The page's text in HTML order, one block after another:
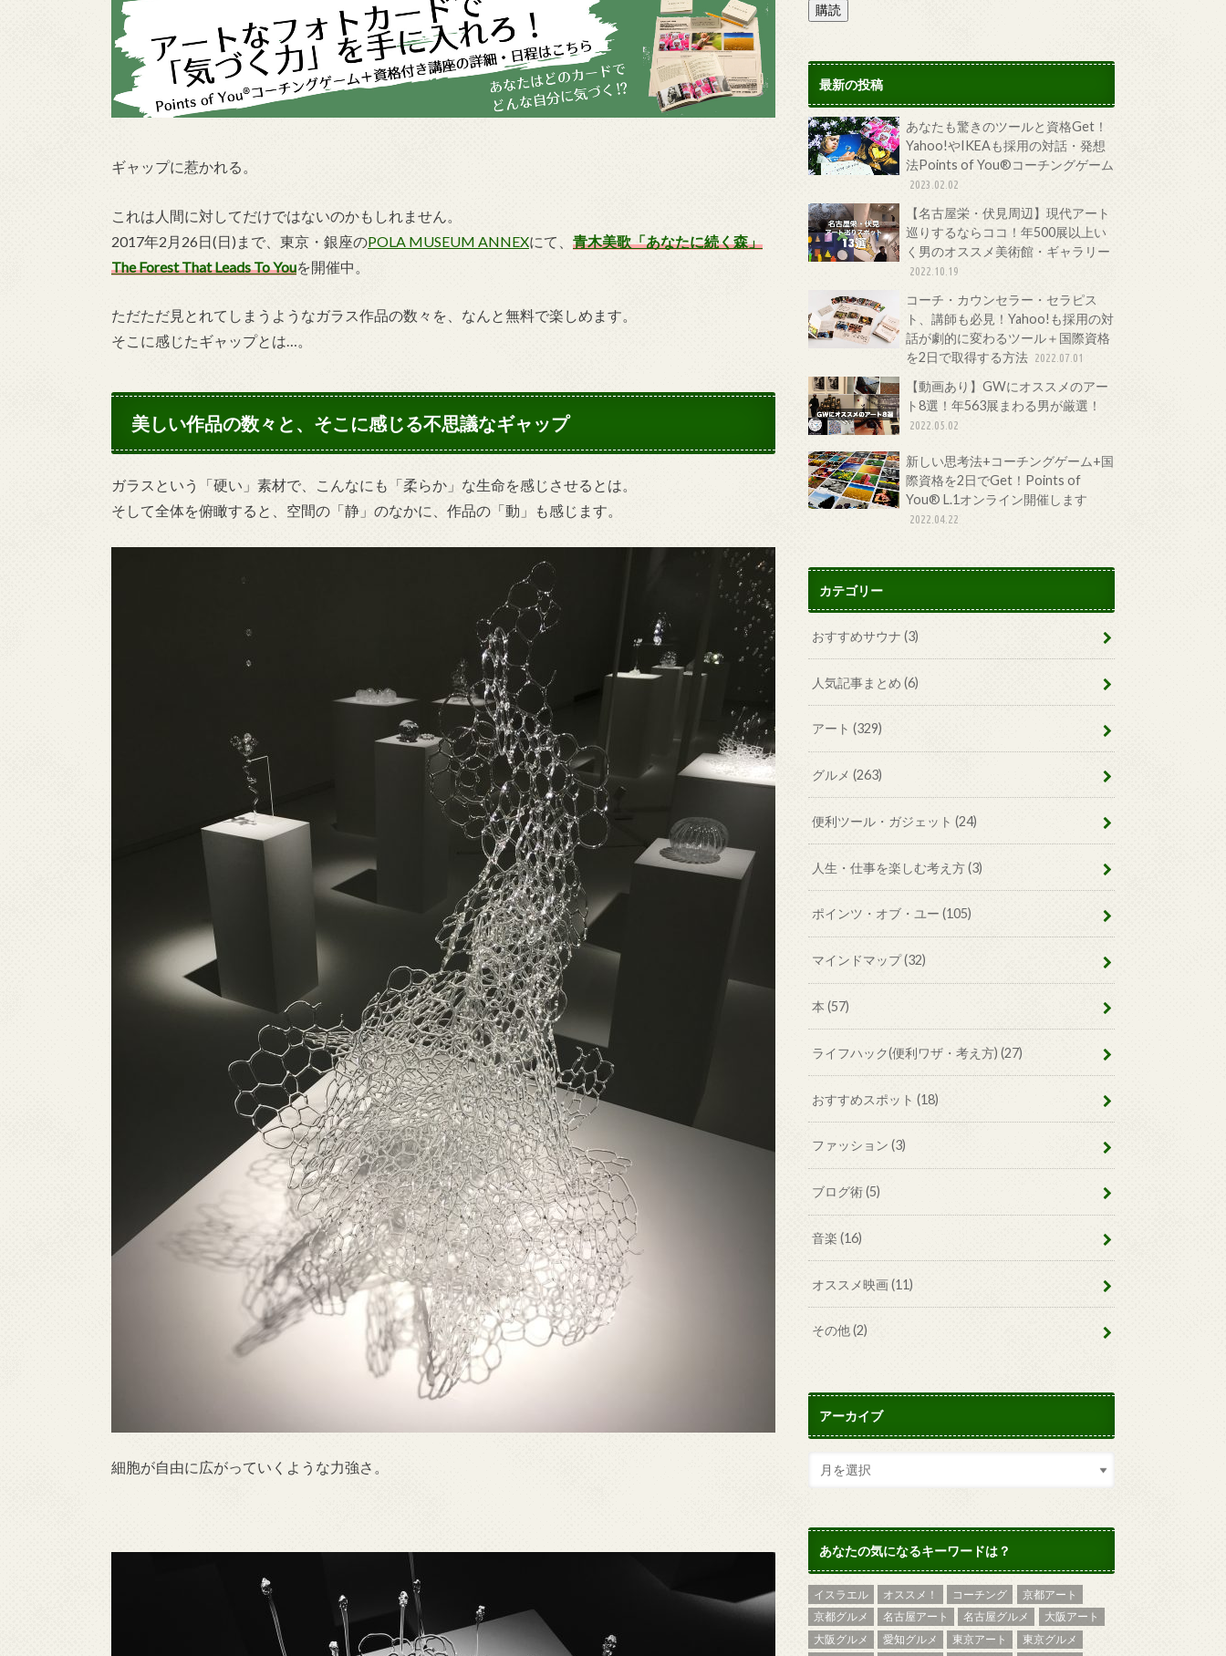
ギャップに惹かれる。
これは人間に対してだけではないのかもしれません。
2017年2月26日(日)まで、東京・銀座のPOLA MUSEUM ANNEXにて、 青木美歌「あなたに続く森」
The Forest That Leads To Youを開催中。
ただただ見とれてしまうようなガラス作品の数々を、なんと無料で楽しめます。
そこに感じたギャップとは…。
美しい作品の数々と、そこに感じる不思議なギャップ
ガラスという「硬い」素材で、こんなにも「柔らか」な生命を感じさせるとは。
そして全体を俯瞰すると、空間の「静」のなかに、作品の「動」も感じます。
細胞が自由に広がっていくような力強さ。
購読
最新の投稿
あなたも驚きのツールと資格Get！
Yahoo!やIKEAも採用の対話・発想
法Points of You®コーチングゲーム
2023.02.02
【名古屋栄・伏見周辺】現代アート
巡りするならココ！年500展以上い
く男のオススメ美術館・ギャラリー
2022.10.19
コーチ・カウンセラー・セラピス
ト、講師も必見！Yahoo!も採用の対
話が劇的に変わるツール＋国際資格
を2日で取得する方法 2022.07.01
【動画あり】GWにオススメのアー
ト8選！年563展まわる男が厳選！
2022.05.02
新しい思考法+コーチングゲーム+国
際資格を2日でGet！Points of
You® L.1オンライン開催します
2022.04.22
カテゴリー
おすすめサウナ(3)
人気記事まとめ(6)
アート(329)
グルメ(263)
便利ツール・ガジェット(24)
人生・仕事を楽しむ考え方(3)
ポインツ・オブ・ユー(105)
マインドマップ(32)
本(57)
ライフハック(便利ワザ・考え方)(27)
おすすめスポット(18)
ファッション(3)
ブログ術(5)
音楽(16)
オススメ映画(11)
その他(2)
アーカイブ
あなたの気になるキーワードは？
イスラエル オススメ！ コーチング
京都アート
京都グルメ
名古屋アート 名古屋グルメ
大阪アート
大阪グルメ
愛知グルメ 東京アート
東京グルメ